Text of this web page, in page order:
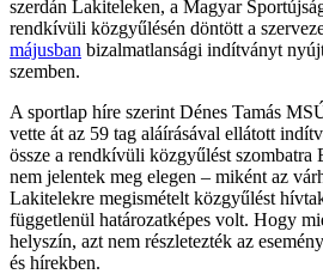
szerdán Lakiteleken, a Magyar
rendkívüli közgyűlésén döntött a
májusban bizalmatlansági indítványt
szemben.
A sportlap híre szerint Dénes Tamás
vette át az 59 tag aláírásával ellátott
össze a rendkívüli közgyűlést
nem jelentek meg elegen – miként az
Lakitelekre megismételt közgyűlést
függetlenül határozatképes volt. Hogy
helyszín, azt nem részletezték az
és hírekben.